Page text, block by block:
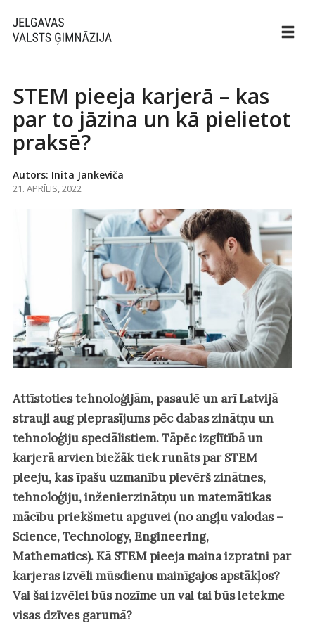
STEM pieeja karjerā – kas
par to jāzina un kā pielietot
praksē?
Autors: Inita Jankeviča
21. APRĪLIS, 2022
Attīstoties tehnoloģijām, pasaulē un arī Latvijā
strauji aug pieprasījums pēc dabas zinātņu un
tehnoloģiju speciālistiem. Tāpēc izglītībā un
karjerā arvien biežāk tiek runāts par STEM
pieeju, kas īpašu uzmanību pievērš zinātnes,
tehnoloģiju, inženierzinātņu un matemātikas
mācību priekšmetu apguvei (no angļu valodas –
Science, Technology, Engineering,
Mathematics). Kā STEM pieeja maina izpratni par
karjeras izvēli mūsdienu mainīgajos apstākļos?
Vai šai izvēlei būs nozīme un vai tai būs ietekme
visas dzīves garumā?